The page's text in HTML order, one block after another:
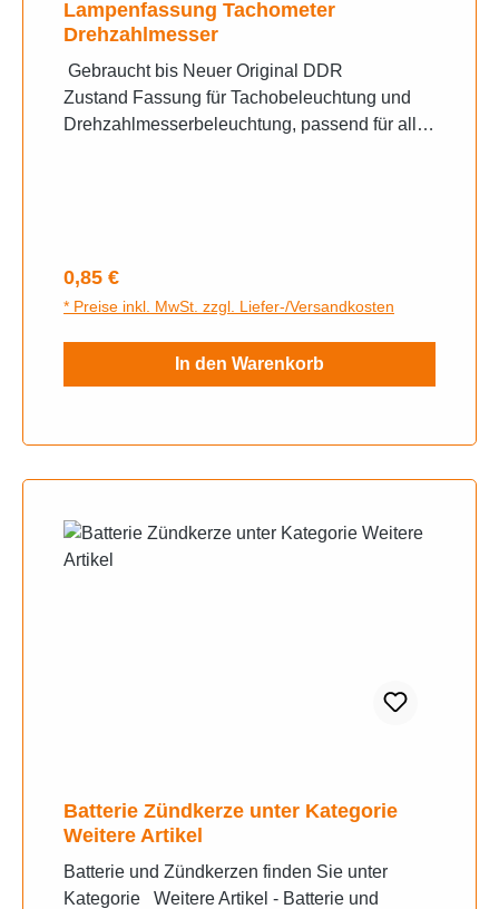
Lampenfassung Tachometer
Drehzahlmesser
Gebraucht bis Neuer Original DDR
Zustand Fassung für Tachobeleuchtung und
Drehzahlmesserbeleuchtung, passend für alle
Leuchtmittel
Regulärer Preis:
0,85 €
* Preise inkl. MwSt. zzgl. Liefer-/Versandkosten
In den Warenkorb
Batterie Zündkerze unter Kategorie
Weitere Artikel
Batterie und Zündkerzen finden Sie unter
Kategorie Weitere Artikel - Batterie und